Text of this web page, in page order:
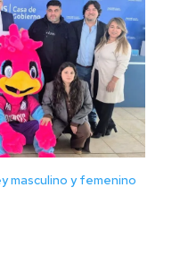
masculino y femenino